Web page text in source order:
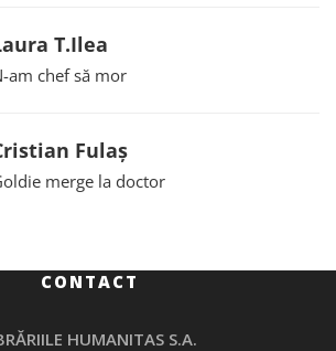
T.Ilea
am chef să mor
Fulaș
merge la doctor
CONTACT
HUMANITAS S.A.